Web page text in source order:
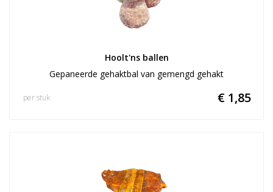
Hoolt'ns ballen
Gepaneerde gehaktbal van gemengd gehakt
€ 1,85
per stuk